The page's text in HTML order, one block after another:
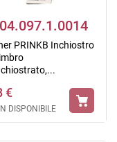
PRINKB Inchiostro
€
DISPONIBILE